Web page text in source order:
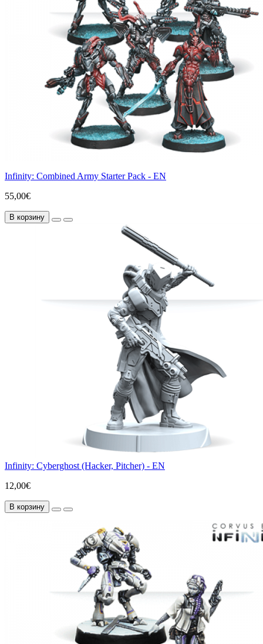
Infinity: Combined Army Starter Pack - EN
55,00€
В корзину
Infinity: Cyberghost (Hacker, Pitcher) - EN
12,00€
В корзину